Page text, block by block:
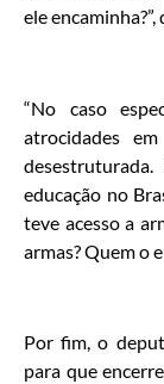
ele
“No caso
atrocidades
educação no
teve acesso a
armas? Quem o
Por fim, o
para que